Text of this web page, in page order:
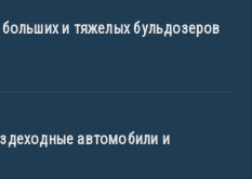
и тяжелых бульдозеров
автомобили и